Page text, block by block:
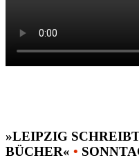
»LEIPZIG
BÜCHER« •